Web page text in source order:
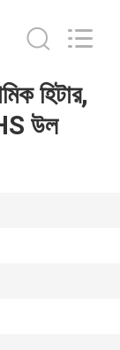
হিটার,
উল